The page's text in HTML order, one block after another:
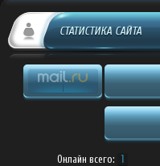
СТАТИСТИКА САЙТА
Онлайн всего: 1